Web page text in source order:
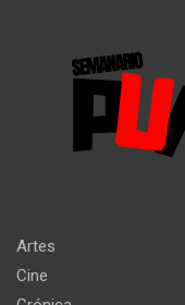
Artes
Cine